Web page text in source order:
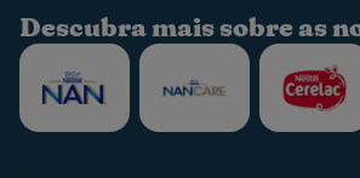
Descubra mais sobre as